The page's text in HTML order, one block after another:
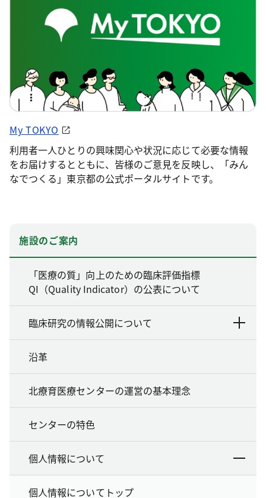
My TOKYO
利用者一人ひとりの興味関心や状況に応じて必要な情報
をお届けするとともに、皆様のご意見を反映し、「みん
なでつくる」東京都の公式ポータルサイトです。
施設のご案内
「医療の質」向上のための臨床評価指標
QI（Quality Indicator）の公表について
臨床研究の情報公開について
沿革
北療育医療センターの運営の基本理念
センターの特色
個人情報について
個人情報についてトップ